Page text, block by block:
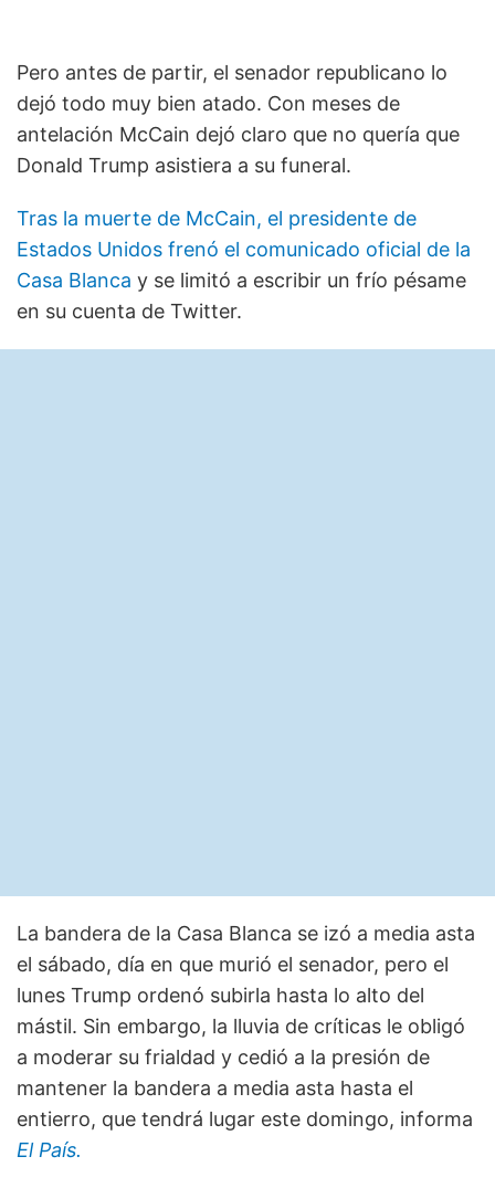
Pero antes de partir, el senador republicano lo
dejó todo muy bien atado. Con meses de
antelación McCain dejó claro que no quería que
Donald Trump asistiera a su funeral.
Tras la muerte de McCain, el presidente de
Estados Unidos frenó el comunicado oficial de la
Casa Blanca y se limitó a escribir un frío pésame
en su cuenta de Twitter.
La bandera de la Casa Blanca se izó a media asta
el sábado, día en que murió el senador, pero el
lunes Trump ordenó subirla hasta lo alto del
mástil. Sin embargo, la lluvia de críticas le obligó
a moderar su frialdad y cedió a la presión de
mantener la bandera a media asta hasta el
entierro, que tendrá lugar este domingo, informa
El País.